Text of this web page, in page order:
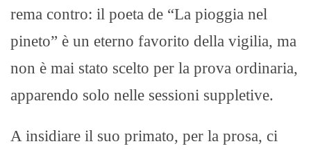
rema contro: il poeta de “La pioggia nel
pineto” è un eterno favorito della vigilia, ma
non è mai stato scelto per la prova ordinaria,
apparendo solo nelle sessioni suppletive.
A insidiare il suo primato, per la prosa, ci